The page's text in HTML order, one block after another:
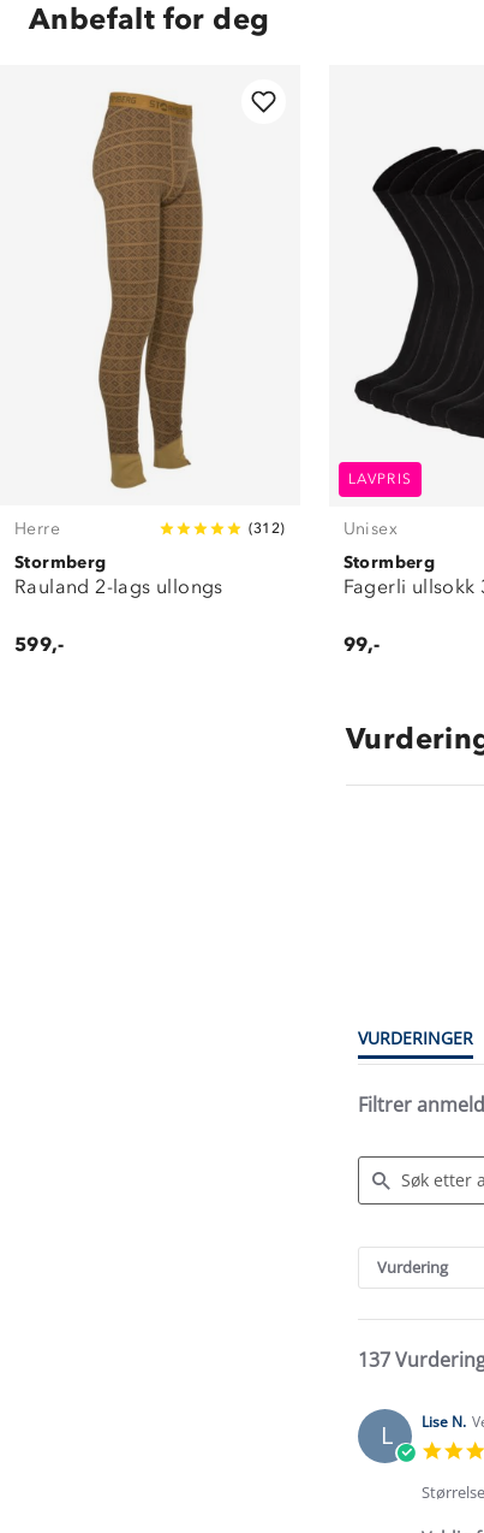
Anbefalt for deg
Herre (312)
Stormberg
Rauland 2-lags ullongs
599,-
LAVPRIS
Unisex
Stormberg
Fagerli ullsokk
99,-
VURDERINGER
Filtrer
Reviews
Vurdering
137
L Lise N.
Størrelse